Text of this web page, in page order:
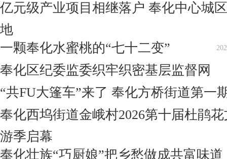
亿元级产业项目相继落户 奉化中心城
地
一颗奉化水蜜桃的“七十二变”
奉化区纪委监委织牢织密基层监督网
“共FU大篷车”来了 奉化方桥街道第一
奉化西坞街道金峨村2026第十届杜鹃
游季启幕
奉化壮族“巧厨娘”把乡愁做成共富味道